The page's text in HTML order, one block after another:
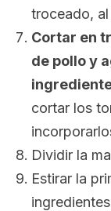
troceado, al
Cortar en
de pollo y
cortar los
Dividir la
Estirar la